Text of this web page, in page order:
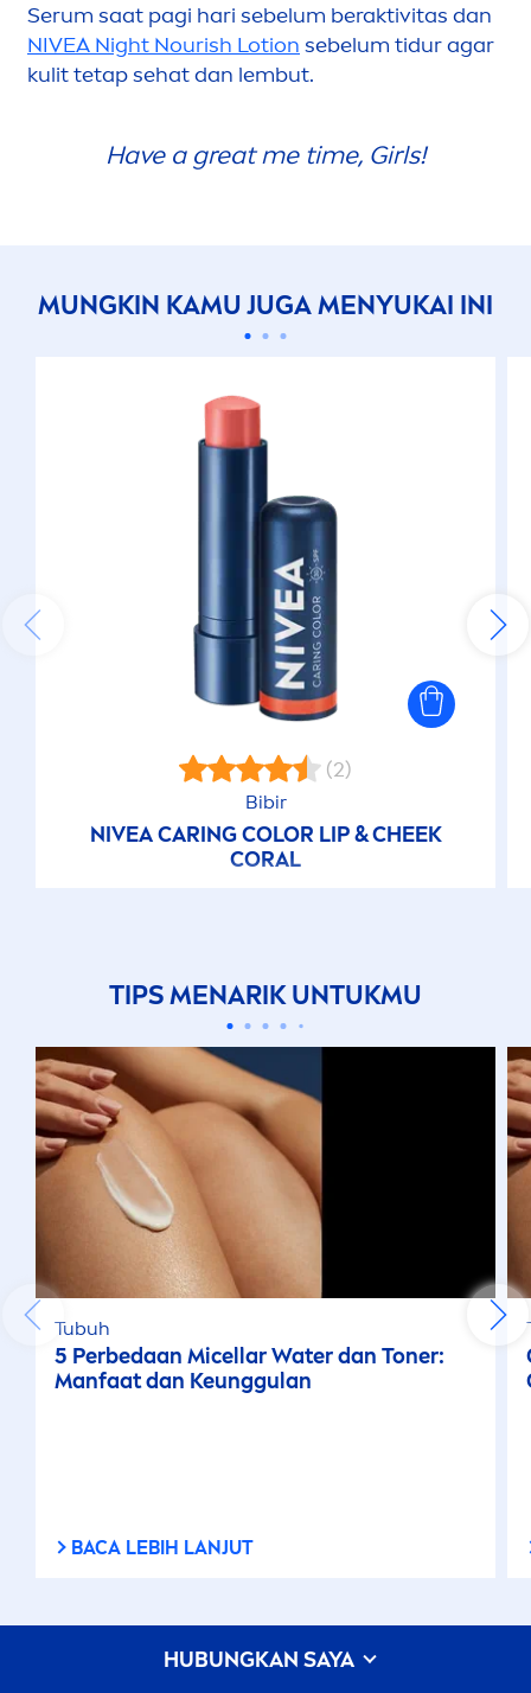
Serum saat pagi hari sebelum beraktivitas dan
NIVEA Night Nourish Lotion sebelum tidur agar
kulit tetap sehat dan lembut.
Have a great me time, Girls!
MUNGKIN KAMU JUGAMENYUKAI INI
(2)
Bibir
NIVEACARINGCOLOR LIP& CHEEK
CORAL
TIPSMENARIK UNTUKMU
Tubuh
5 Perbedaan Micellar Water dan Toner:
Manfaat dan Keunggulan
BACA LEBIH LANJUT
HUBUNGKAN SAYA